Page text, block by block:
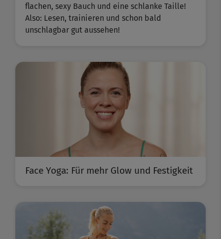
flachen, sexy Bauch und eine schlanke Taille!
Also: Lesen, trainieren und schon bald
unschlagbar gut aussehen!
Face Yoga: Für mehr Glow und Festigkeit